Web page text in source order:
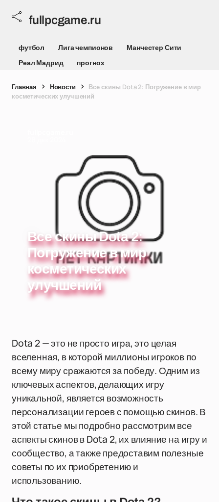
fullpcgame.ru
футбол Лига чемпионов
Манчестер Сити
Реал Мадрид
прогноз
Главная Новости
Все скины Dota 2: Погружение в мир
косметических улучшений
Все скины Dota 2:
Погружение в мир
косметических
улучшений
Dota 2 — это не просто игра, это целая
вселенная, в которой миллионы игроков по
всему миру сражаются за победу. Одним из
ключевых аспектов, делающих игру
уникальной, является возможность
персонализации героев с помощью скинов. В
этой статье мы подробно рассмотрим все
аспекты скинов в Dota 2, их влияние на игру и
сообщество, а также предоставим полезные
советы по их приобретению и
использованию.